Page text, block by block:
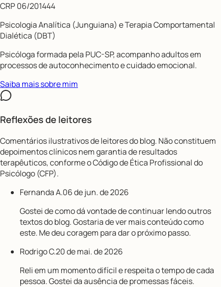
CRP 06/201444
Psicologia Analítica (Junguiana) e Terapia Comportamental
Dialética (DBT)
Psicóloga formada pela PUC-SP, acompanho adultos em
processos de autoconhecimento e cuidado emocional.
Saiba mais sobre mim
Reflexões de leitores
Comentários ilustrativos de leitores do blog. Não constituem
depoimentos clínicos nem garantia de resultados
terapêuticos, conforme o Código de Ética Profissional do
Psicólogo (CFP).
Fernanda A.06 de jun. de 2026
Gostei de como dá vontade de continuar lendo outros
textos do blog. Gostaria de ver mais conteúdo como
este. Me deu coragem para dar o próximo passo.
Rodrigo C.20 de mai. de 2026
Reli em um momento difícil e respeita o tempo de cada
pessoa. Gostei da ausência de promessas fáceis.